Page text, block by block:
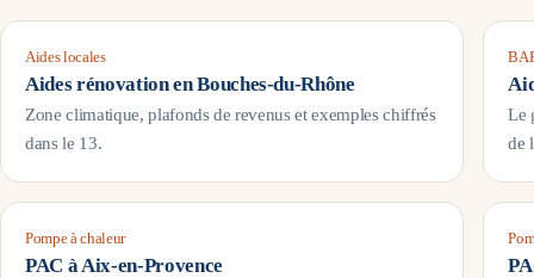
Aides locales
Aides rénovation enBouches-du-Rhône
Zone climatique, plafonds de revenus et exemples chiffrés
dans le 13.
Le
de
Pompe à chaleur
PAC àAix-en-Provence